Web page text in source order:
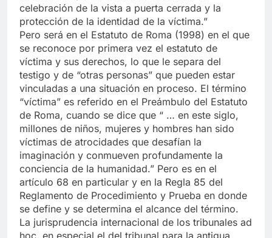
celebración de la vista a puerta cerrada y la
protección de la identidad de la víctima.”
Pero será en el Estatuto de Roma (1998) en el que
se reconoce por primera vez el estatuto de
víctima y sus derechos, lo que le separa del
testigo y de “otras personas” que pueden estar
vinculadas a una situación en proceso. El término
“víctima” es referido en el Preámbulo del Estatuto
de Roma, cuando se dice que “ … en este siglo,
millones de niños, mujeres y hombres han sido
víctimas de atrocidades que desafían la
imaginación y conmueven profundamente la
conciencia de la humanidad.” Pero es en el
artículo 68 en particular y en la Regla 85 del
Reglamento de Procedimiento y Prueba en donde
se define y se determina el alcance del término.
La jurisprudencia internacional de los tribunales ad